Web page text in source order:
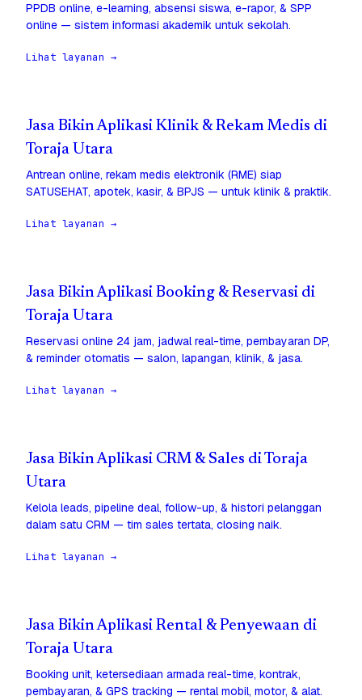
PPDB online, e-learning, absensi siswa, e-rapor, & SPP
online — sistem informasi akademik untuk sekolah.
Lihat layanan →
Jasa Bikin Aplikasi Klinik & Rekam Medis di
Toraja Utara
Antrean online, rekam medis elektronik (RME) siap
SATUSEHAT, apotek, kasir, & BPJS — untuk klinik & praktik.
Lihat layanan →
Jasa Bikin Aplikasi Booking & Reservasi di
Toraja Utara
Reservasi online 24 jam, jadwal real-time, pembayaran DP,
& reminder otomatis — salon, lapangan, klinik, & jasa.
Lihat layanan →
Jasa Bikin Aplikasi CRM & Sales di Toraja
Utara
Kelola leads, pipeline deal, follow-up, & histori pelanggan
dalam satu CRM — tim sales tertata, closing naik.
Lihat layanan →
Jasa Bikin Aplikasi Rental & Penyewaan di
Toraja Utara
Booking unit, ketersediaan armada real-time, kontrak,
pembayaran, & GPS tracking — rental mobil, motor, & alat.